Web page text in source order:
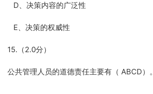
D、决策内容的广泛性
E、决策的权威性
15.（2.0分）
公共管理人员的道德责任主要有（ ABCD）。